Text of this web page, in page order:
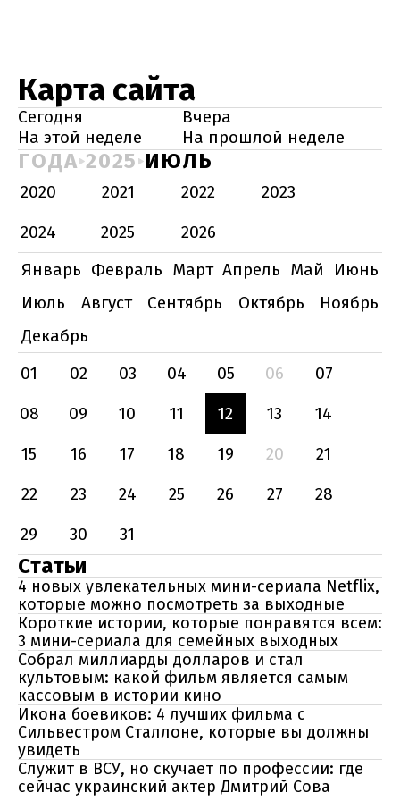
Карта сайта
Сегодня
Вчера
На этой неделе
На прошлой неделе
ГОДА 2025 ИЮЛЬ
2020 2021 2022
2023
2024
2025
2026
Январь Февраль Март Апрель Май
Июнь
Июль
Август Сентябрь Октябрь
Ноябрь
Декабрь
01
02 03 04 05 06
07
08
09 10 11 12 13
14
15
16 17 18 19 20
21
22
23 24 25 26 27
28
29
30 31
Статьи
4 новых увлекательных мини-сериала Netflix,
которые можно посмотреть за выходные
Короткие истории, которые понравятся всем:
3 мини-сериала для семейных выходных
Собрал миллиарды долларов и стал
культовым: какой фильм является самым
кассовым в истории кино
Икона боевиков: 4 лучших фильма с
Сильвестром Сталлоне, которые вы должны
увидеть
Служит в ВСУ, но скучает по профессии: где
сейчас украинский актер Дмитрий Сова